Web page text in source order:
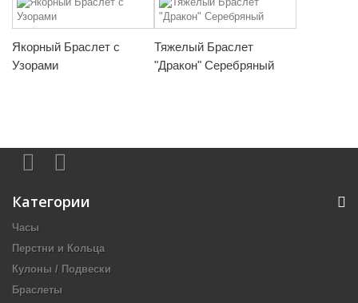
Якорный Браслет с
Узорами
Тяжелый Браслет
"Дракон" Серебряный
Категории
Часы
Перстни и Кольца
Кулоны / Подвески
Браслеты